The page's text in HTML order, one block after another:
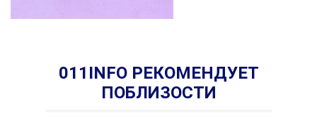
011INFO РЕКОМЕНДУЕТ
ПОБЛИЗОСТИ